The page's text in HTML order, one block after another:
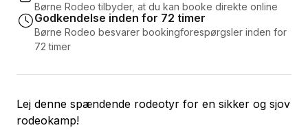
Børne Rodeo tilbyder, at du kan booke direkte online
Godkendelse inden for 72 timer
Børne Rodeo besvarer bookingforespørgsler inden for
72 timer
Lej denne spændende rodeotyr for en sikker og sjov
rodeokamp!